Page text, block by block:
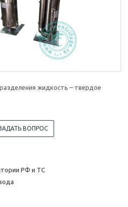
жидкость – твердое
ВОПРОС
РФ и ТС